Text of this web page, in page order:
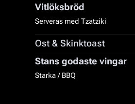
Vitlöksbröd
Serveras med Tzatziki
Ost & Skinktoast
Stans godaste vingar
Starka / BBQ